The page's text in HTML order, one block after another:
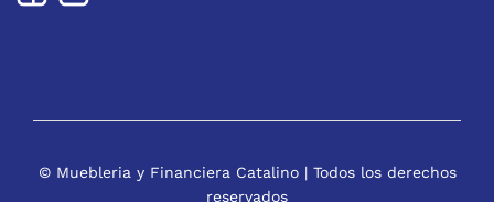
© Muebleria y Financiera Catalino | Todos los derechos
reservados